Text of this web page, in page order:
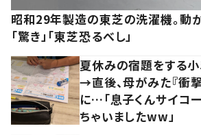
昭和29年製造の東芝の洗濯機。動
「驚き」「東芝恐るべし」
夏休みの宿題をする
→直後、母がみた『衝
に…「息子くんサイコ
ちゃいましたww」